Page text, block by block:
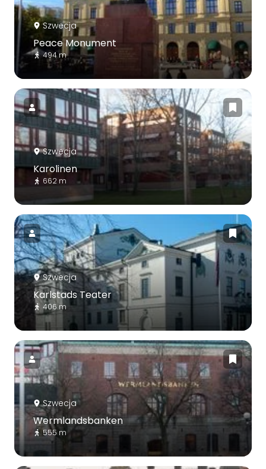
Szwecja
Peace Monument
494 m
Szwecja
Karolinen
662 m
Szwecja
Karlstads Teater
406 m
Szwecja
Wermlandsbanken
555 m